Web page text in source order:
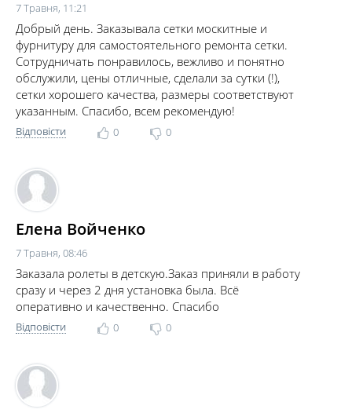
7 Травня, 11:21
Добрый день. Заказывала сетки москитные и
фурнитуру для самостоятельного ремонта сетки.
Сотрудничать понравилось, вежливо и понятно
обслужили, цены отличные, сделали за сутки (!),
сетки хорошего качества, размеры соответствуют
указанным. Спасибо, всем рекомендую!
Відповісти 0 0
Елена Войченко
7 Травня, 08:46
Заказала ролеты в детскую.Заказ приняли в работу
сразу и через 2 дня установка была. Всё
оперативно и качественно. Спасибо
Відповісти 0 0